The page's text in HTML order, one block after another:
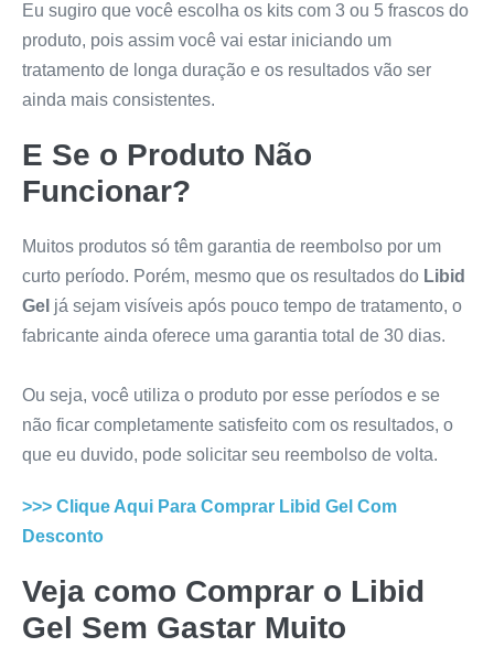
Eu sugiro que você escolha os kits com 3 ou 5 frascos do
produto, pois assim você vai estar iniciando um
tratamento de longa duração e os resultados vão ser
ainda mais consistentes.
E Se o Produto Não
Funcionar?
Muitos produtos só têm garantia de reembolso por um
curto período. Porém, mesmo que os resultados do Libid
Gel já sejam visíveis após pouco tempo de tratamento, o
fabricante ainda oferece uma garantia total de 30 dias.
Ou seja, você utiliza o produto por esse períodos e se
não ficar completamente satisfeito com os resultados, o
que eu duvido, pode solicitar seu reembolso de volta.
>>> Clique Aqui Para Comprar Libid Gel Com
Desconto
Veja como Comprar o Libid
Gel Sem Gastar Muito